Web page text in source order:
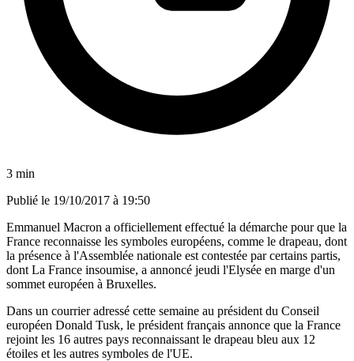
3 min
Publié le 19/10/2017 à 19:50
Emmanuel Macron a officiellement effectué la démarche pour que la
France reconnaisse les symboles européens, comme le drapeau, dont
la présence à l'Assemblée nationale est contestée par certains partis,
dont La France insoumise, a annoncé jeudi l'Elysée en marge d'un
sommet européen à Bruxelles.
Dans un courrier adressé cette semaine au président du Conseil
européen Donald Tusk, le président français annonce que la France
rejoint les 16 autres pays reconnaissant le drapeau bleu aux 12
étoiles et les autres symboles de l'UE.